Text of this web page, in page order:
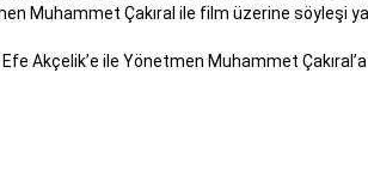
Muhammet Çakıral ile film üzerine söyleşi
Akçelik’e ile Yönetmen Muhammet